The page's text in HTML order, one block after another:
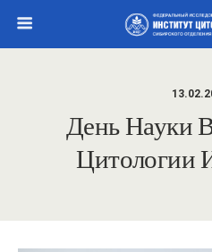
День Науки
Цитологии